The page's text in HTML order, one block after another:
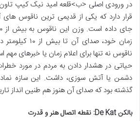
در ورودی اصلی <ب>قلعه امید نیک کیپ
قرار دارد که یکی از قدیمی ترین ناقوس های
زمان خود، صدای
ناقوس نه تنها برای اعلام زمان یا خبرهای
حیاتی در هشدار دادن به مردم در مورد
دشمن یا آتش سوزی، داشت. این سازه
گذشته بود که صدای آن هنوز هم طنین انداز
بالکن De Kat: نقطه اتصال هنر و قدرت